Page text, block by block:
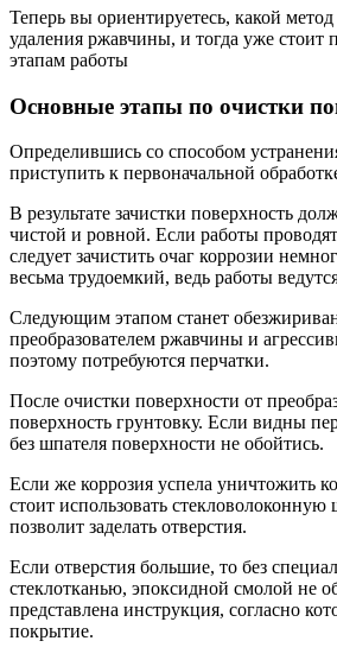
Теперь вы ориентируетесь, какой
удаления ржавчины, и тогда уже стоит
этапам работы
Основные этапы по очистки
Определившись со способом
приступить к первоначальной
В результате зачистки поверхность
чистой и ровной. Если работы
следует зачистить очаг коррозии
весьма трудоемкий, ведь работы
Следующим этапом станет
преобразователем ржавчины и
поэтому потребуются перчатки.
После очистки поверхности от
поверхность грунтовку. Если видны
без шпателя поверхности не обойтись.
Если же коррозия успела уничтожить
стоит использовать стекловолоконную
позволит заделать отверстия.
Если отверстия большие, то без
стеклотканью, эпоксидной смолой не
представлена инструкция, согласно
покрытие.